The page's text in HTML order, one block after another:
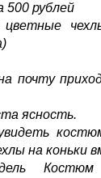
500 рублей
почту
ясность.
на коньки
Костюм